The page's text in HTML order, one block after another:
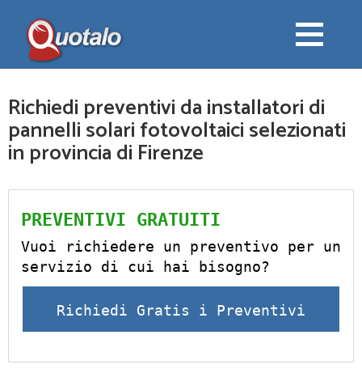
Richiedi preventivi da installatori di
pannelli solari fotovoltaici selezionati
in provincia di Firenze
PREVENTIVI GRATUITI
Vuoi richiedere un preventivo per un
servizio di cui hai bisogno?
Richiedi Gratis i Preventivi